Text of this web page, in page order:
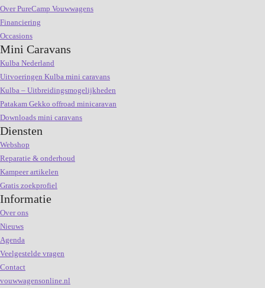
Over PureCamp Vouwwagens
Financiering
Occasions
Mini Caravans
Kulba Nederland
Uitvoeringen Kulba mini caravans
Kulba – Uitbreidingsmogelijkheden
Patakam Gekko offroad minicaravan
Downloads mini caravans
Diensten
Webshop
Reparatie & onderhoud
Kampeer artikelen
Gratis zoekprofiel
Informatie
Over ons
Nieuws
Agenda
Veelgestelde vragen
Contact
vouwwagensonline.nl